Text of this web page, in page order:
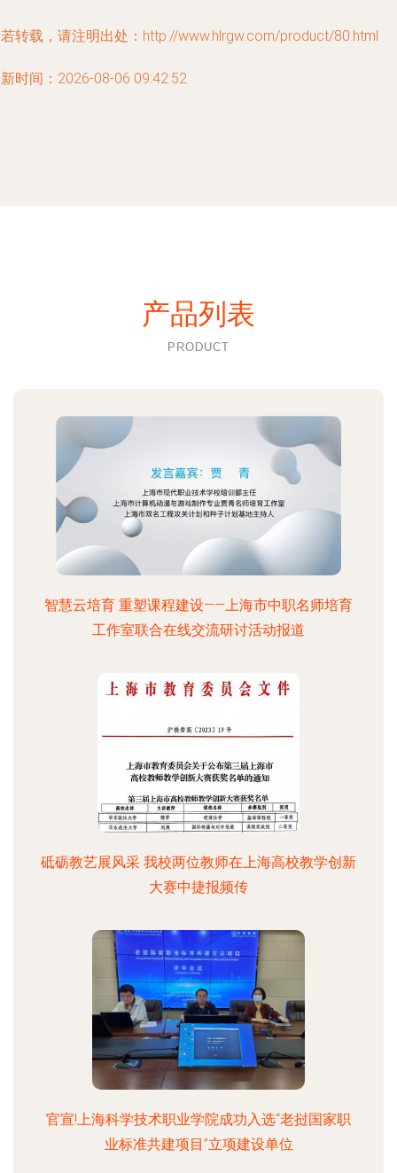
转载，请注明出处：http://www.hlrgw.com/product/80.html
时间：2026-08-06 09:42:52
产品列表
PRODUCT
智慧云培育 重塑课程建设——上海市中职名师培育
工作室联合在线交流研讨活动报道
砥砺教艺展风采 我校两位教师在上海高校教学创新
大赛中捷报频传
官宣!上海科学技术职业学院成功入选“老挝国家职
业标准共建项目”立项建设单位